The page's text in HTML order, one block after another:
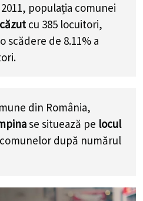
populația comunei
cu 385 locuitori,
scădere de 8.11% a
.
din România,
se situează pe locul
după numărul